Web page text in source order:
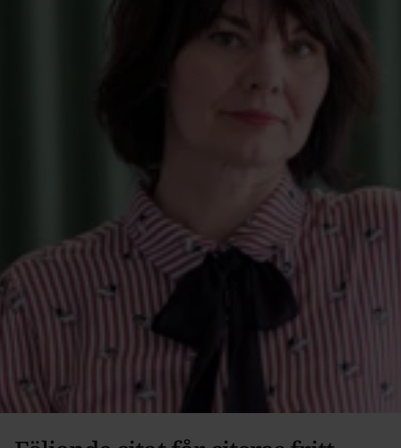
annika.stenberg@akademikernasakassa.se
Alexandra Oljans Ahlin
Kommunikationsstrateg
alexandra.oljans.ahlin@akademikernasakassa.se
070-740 46 74